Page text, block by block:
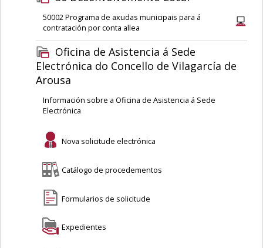
50002 Programa de axudas municipais para á
contratación por conta allea
Oficina de Asistencia á Sede
Electrónica do Concello de Vilagarcía de
Arousa
Información sobre a Oficina de Asistencia á Sede
Electrónica
Nova solicitude electrónica
Catálogo de procedementos
Formularios de solicitude
Expedientes